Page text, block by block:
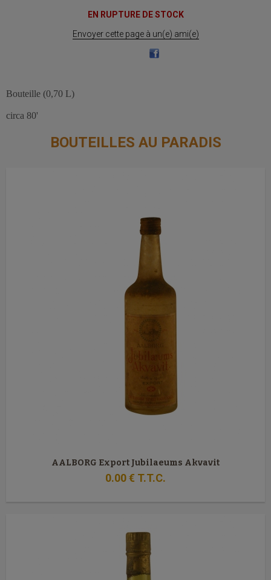
EN RUPTURE DE STOCK
Envoyer cette page à un(e) ami(e)
Bouteille (0,70 L)
circa 80'
BOUTEILLES AU PARADIS
AALBORG Export Jubilaeums Akvavit
0.00€ T.T.C.